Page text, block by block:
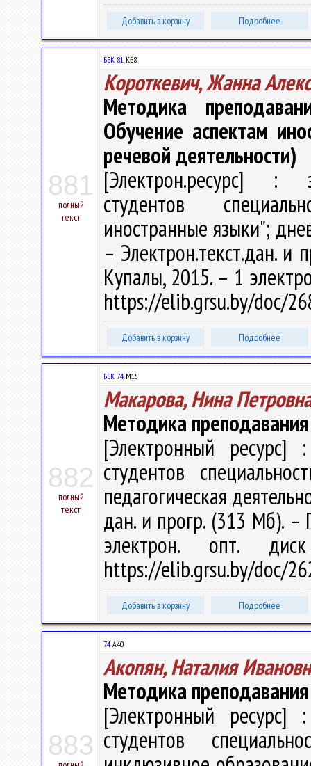
Добавить в корзину Подробнее
881
полный
текст
ББК 81.К68
Короткевич, Жанна
Методика
Обучение аспектам
речевой деятельности)
[Электрон.ресурс] :
студентов
иностранные языки";
– Электрон.текст.дан.
Купалы, 2015. – 1
https://elib.grsu.by/doc/
Добавить в корзину Подробнее
882
полный
текст
ББК 74.М15
Макарова, Нина
Методика
[Электронный ресурс]
студентов
педагогическая
дан. и прогр. (313 Мб). –
электрон. опт.
https://elib.grsu.by/doc/
Добавить в корзину Подробнее
883
74 А40
Акопян, Наталия
Методика
[Электронный ресурс]
студентов